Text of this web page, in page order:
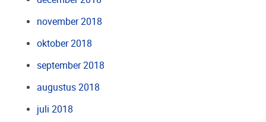
november 2018
oktober 2018
september 2018
augustus 2018
juli 2018